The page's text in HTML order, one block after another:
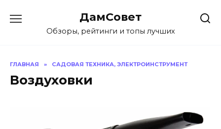
содержанию
ДамСовет
Обзоры, рейтинги и топы лучших
ГЛАВНАЯ » САДОВАЯ ТЕХНИКА, ЭЛЕКТРОИНСТРУМЕНТ
Воздуховки